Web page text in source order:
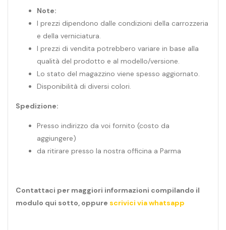
Note:
I prezzi dipendono dalle condizioni della carrozzeria
e della verniciatura.
I prezzi di vendita potrebbero variare in base alla
qualità del prodotto e al modello/versione.
Lo stato del magazzino viene spesso aggiornato.
Disponibilità di diversi colori.
Spedizione:
Presso indirizzo da voi fornito (costo da
aggiungere)
da ritirare presso la nostra officina a Parma
Contattaci per maggiori informazioni compilando il
modulo qui sotto, oppure scrivici via whatsapp